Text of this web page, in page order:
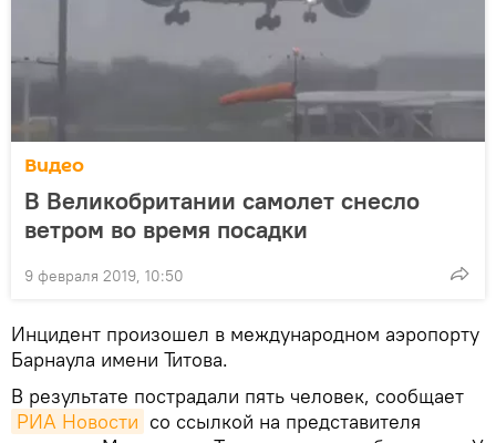
Видео
В Великобритании самолет снесло
ветром во время посадки
9 февраля 2019, 10:50
Инцидент произошел в международном аэропорту
Барнаула имени Титова.
В результате пострадали пять человек, сообщает
РИА Новости со ссылкой на представителя